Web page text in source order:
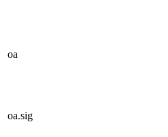
oa
oa.sig